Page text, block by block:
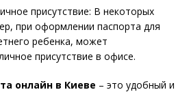
присутствие: В некоторых
при оформлении паспорта для
ребенка, может
присутствие в офисе.
онлайн в Киеве – это удобный и